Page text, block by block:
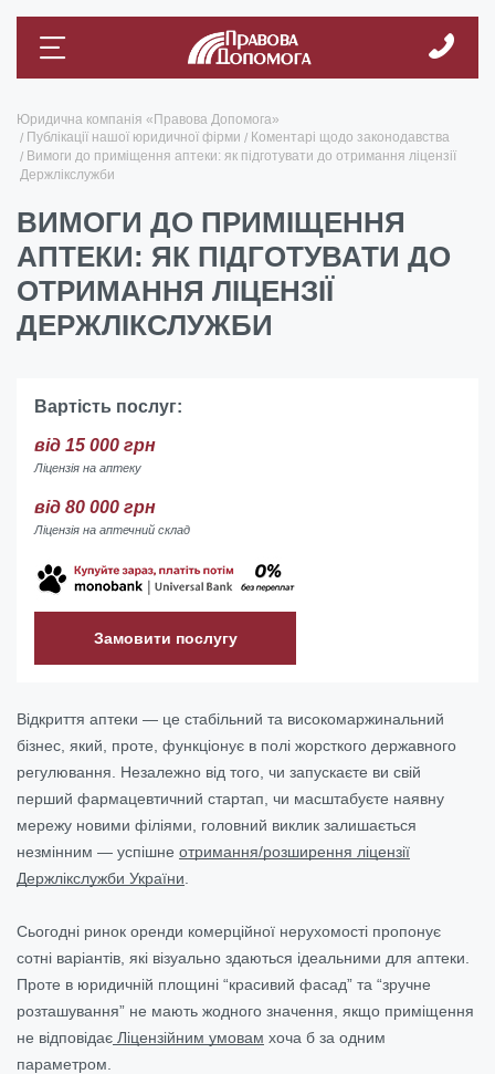
Юридична компанія «Правова Допомога»
Публікації нашої юридичної фірми
Коментарі щодо законодавства
Вимоги до приміщення аптеки: як підготувати до отримання ліцензії
Держлікслужби
ВИМОГИ ДО ПРИМІЩЕННЯ
АПТЕКИ: ЯК ПІДГОТУВАТИ ДО
ОТРИМАННЯ ЛІЦЕНЗІЇ
ДЕРЖЛІКСЛУЖБИ
Вартість послуг:
від 15 000 грн
Ліцензія на аптеку
від 80 000 грн
Ліцензія на аптечний склад
Замовити послугу
Відкриття аптеки — це стабільний та високомаржинальний
бізнес, який, проте, функціонує в полі жорсткого державного
регулювання. Незалежно від того, чи запускаєте ви свій
перший фармацевтичний стартап, чи масштабуєте наявну
мережу новими філіями, головний виклик залишається
незмінним — успішне отримання/розширення ліцензії
Держлікслужби України
Сьогодні ринок оренди комерційної нерухомості пропонує
сотні варіантів, які візуально здаються ідеальними для аптеки.
Проте в юридичній площині “красивий фасад” та “зручне
розташування” не мають жодного значення, якщо приміщення
не відповідає Ліцензійним умовам хоча б за одним
параметром.